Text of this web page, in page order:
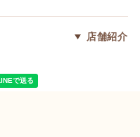
店舗紹介